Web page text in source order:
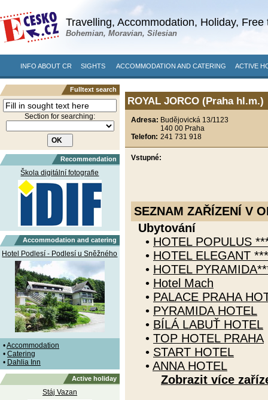
Travelling, Accommodation, Holiday, Free
Bohemian, Moravian, Silesian
INFO ABOUT CR SIGHTS ACCOMMODATION AND CATERING ACTIVE
Fulltext search
Section for searching:
Recommendation
Škola digitální fotografie
Accommodation and catering
Hotel Podlesí - Podlesí u Sněžného
•Accommodation
• Catering
• Dahlia Inn
Active holiday
Stáj Vazan
ROYAL JORCO (Praha hl.m.)
Adresa: Budějovická 13/1123
140 00 Praha
Telefon: 241 731 918
Vstupné:
SEZNAM ZAŘÍZENÍ V
Ubytování
• HOTEL POPULUS
• HOTEL ELEGANT
• HOTEL
• Hotel Mach
• PALACE PRAHA
• PYRAMIDA HOTEL
• BÍLÁ LABUŤ HOTEL
• TOP HOTEL PRAHA
• START HOTEL
• ANNA HOTEL
Zobrazit více